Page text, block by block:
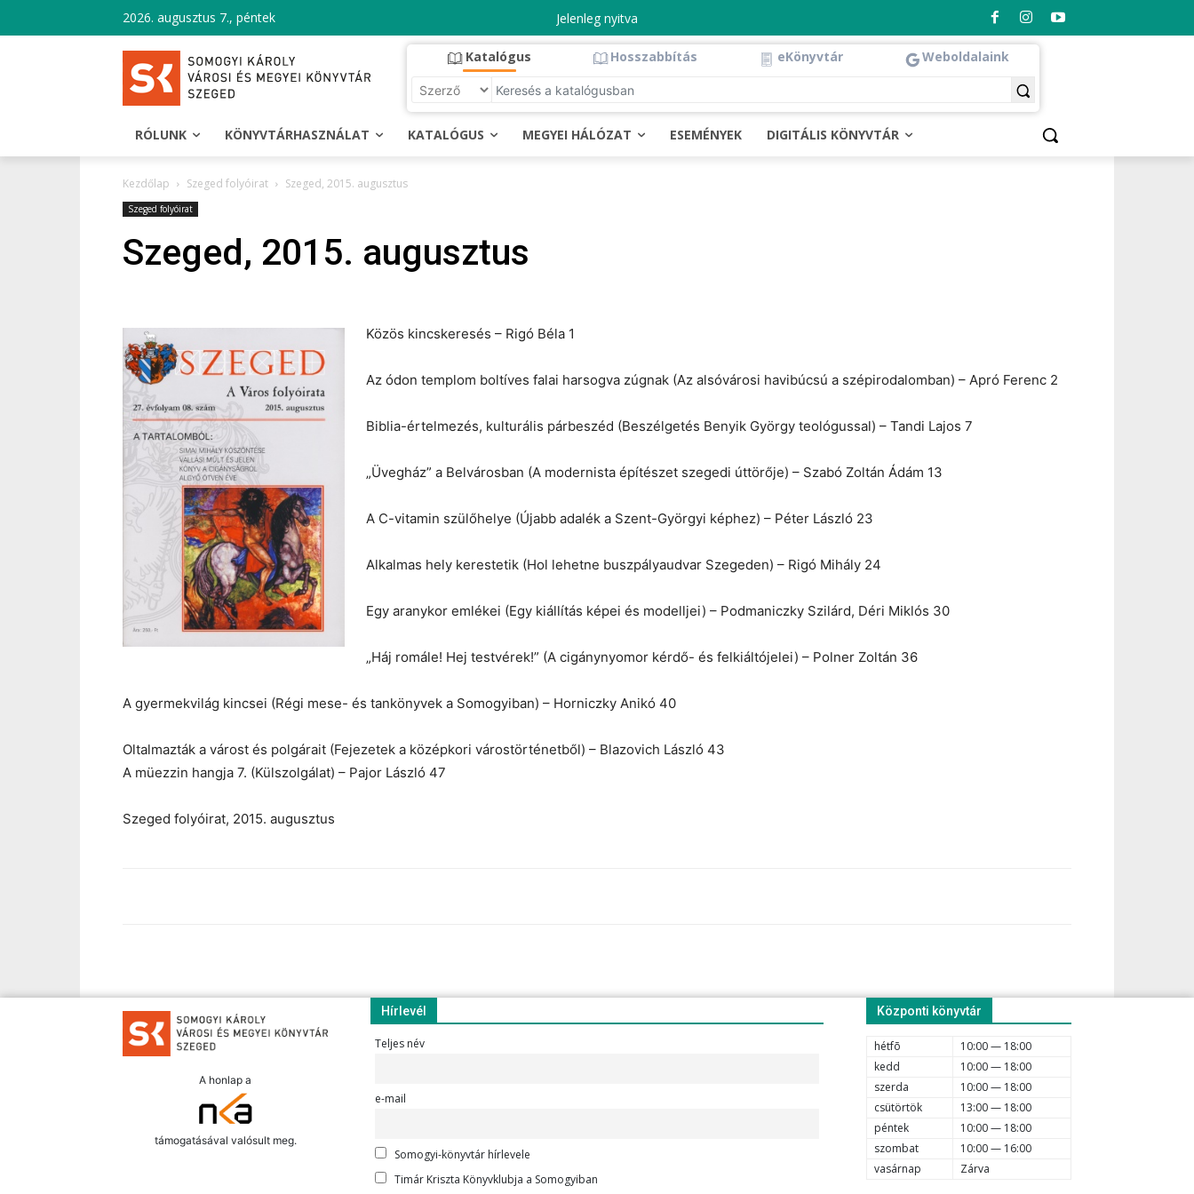
2026. augusztus 7., péntek Jelenleg nyitva
Katalógus Hosszabbítás eKönyvtár Weboldalaink
RÓLUNK KÖNYVTÁRHASZNÁLAT KATALÓGUS MEGYEI HÁLÓZAT ESEMÉNYEK DIGITÁLIS KÖNYVTÁR
Kezdőlap Szeged folyóirat Szeged, 2015. augusztus
Szeged folyóirat
Szeged, 2015. augusztus
Közös kincskeresés – Rigó Béla 1
Az ódon templom boltíves falai harsogva zúgnak (Az alsóvárosi havibúcsú a szépirodalomban) – Apró Ferenc 2
Biblia-értelmezés, kulturális párbeszéd (Beszélgetés Benyik György teológussal) – Tandi Lajos 7
„Üvegház” a Belvárosban (A modernista építészet szegedi úttörője) – Szabó Zoltán Ádám 13
A C-vitamin szülőhelye (Újabb adalék a Szent-Györgyi képhez) – Péter László 23
Alkalmas hely kerestetik (Hol lehetne buszpályaudvar Szegeden) – Rigó Mihály 24
Egy aranykor emlékei (Egy kiállítás képei és modelljei) – Podmaniczky Szilárd, Déri Miklós 30
„Háj romále! Hej testvérek!” (A cigánynyomor kérdő- és felkiáltójelei) – Polner Zoltán 36
A gyermekvilág kincsei (Régi mese- és tankönyvek a Somogyiban) – Horniczky Anikó 40
Oltalmazták a várost és polgárait (Fejezetek a középkori várostörténetből) – Blazovich László 43
A müezzin hangja 7. (Külszolgálat) – Pajor László 47
Szeged folyóirat, 2015. augusztus
A honlap a
támogatásával valósult meg.
Hírlevél
Teljes név
e-mail
Somogyi-könyvtár hírlevele
Timár Kriszta Könyvklubja a Somogyiban
Központi könyvtár
hétfõ
10:00 — 18:00
kedd
10:00 — 18:00
szerda
10:00 — 18:00
csütörtök
13:00 — 18:00
péntek
10:00 — 18:00
szombat
10:00 — 16:00
vasárnap
Zárva